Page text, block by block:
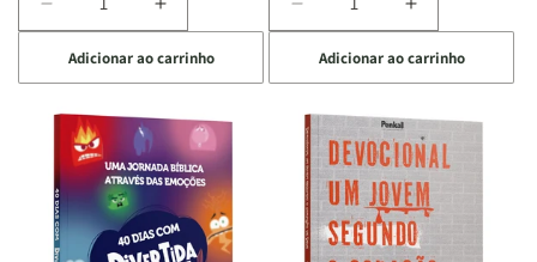
Diminuir
a
quantidade
de
Devocional
Quarto
de
Guerra
Isabelle
Aumentar
a
quantidade
de
Devocional
Quarto
de
Guerra
|
Isabelle
Adicionar ao carrinho
Diminuir
a
quantidade
de
Devocional
Café
com
Mulheres
da
Bíblia
Aumentar
a
quantidade
de
Devocional
Café
com
Mulheres
da
Bíblia
Adicionar ao carrinho